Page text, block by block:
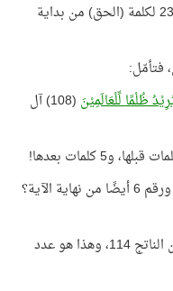
ننطلق من هذه الإشارة لعرض التكرار رقم 23 لكلمة (الحق) من بداية
فتأمّل:
ظُلْمًا لِّلْعَالَمِيْنَ
(108) آل
ترتيب كلمة "الحق" رقم 6 من بداية الآية، ورقم 6 أيضًا من نهاية الآية؟
لأنك إذا أضفت الرقم 6 إلى رقم الآية يكون الناتج 114، وهذا هو عدد